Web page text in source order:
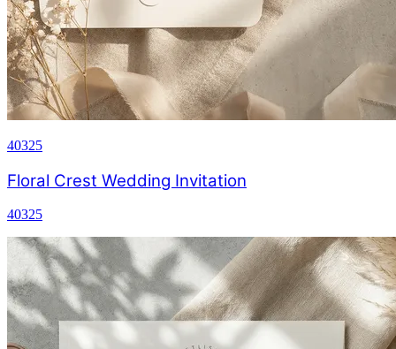
40325
Floral Crest Wedding Invitation
40325